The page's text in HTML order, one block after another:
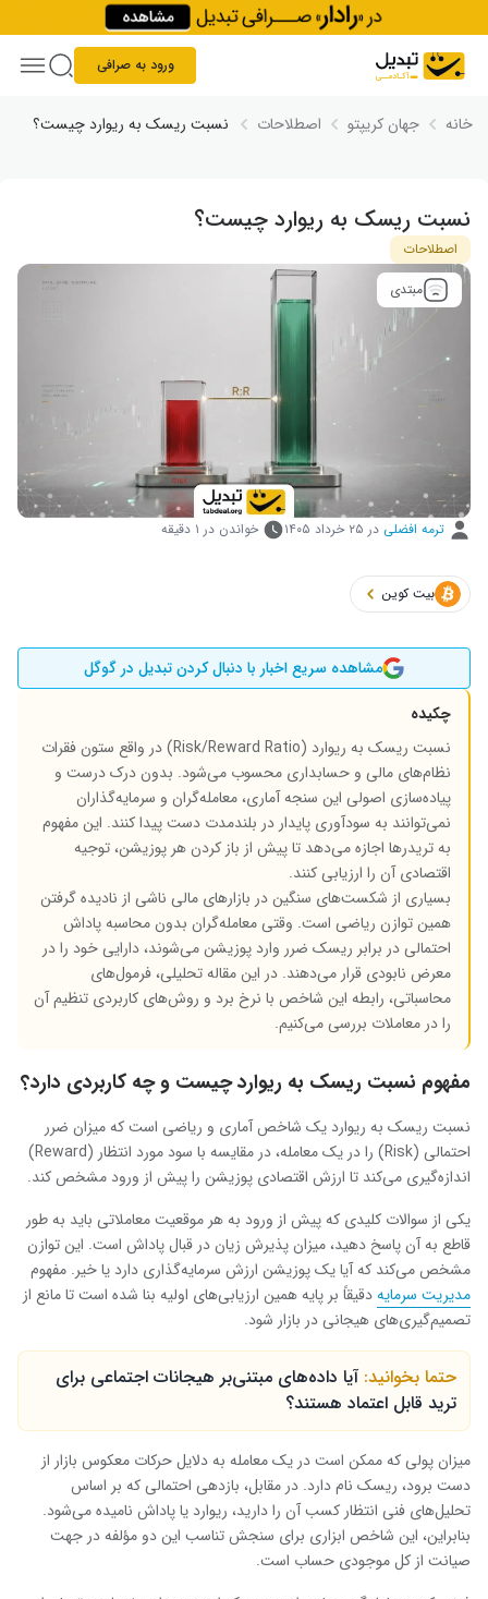
Skip to content
ورود به صرافی
خانه جهان کریپتو اصطلاحات نسبت ریسک به ریوارد چیست؟
نسبت ریسک به ریوارد چیست؟
اصطلاحات
مبتدی
ترمه افضلی در ۲۵ خرداد ۱۴۰۵ خواندن در ۱ دقیقه
بیت کوین
مشاهده سریع اخبار با دنبال کردن تبدیل در گوگل
چکیده
نسبت ریسک به ریوارد (Risk/Reward Ratio) در واقع ستون فقرات
نظام‌های مالی و حسابداری محسوب می‌شود. بدون درک درست و
پیاده‌سازی اصولی این سنجه آماری، معامله‌گران و سرمایه‌گذاران
نمی‌توانند به سودآوری پایدار در بلندمدت دست پیدا کنند. این مفهوم
به تریدرها اجازه می‌دهد تا پیش از باز کردن هر پوزیشن، توجیه
اقتصادی آن را ارزیابی کنند.
بسیاری از شکست‌های سنگین در بازارهای مالی ناشی از نادیده گرفتن
همین توازن ریاضی است. وقتی معامله‌گران بدون محاسبه پاداش
احتمالی در برابر ریسک ضرر وارد پوزیشن می‌شوند، دارایی خود را در
معرض نابودی قرار می‌دهند. در این مقاله تحلیلی، فرمول‌های
محاسباتی، رابطه این شاخص با نرخ برد و روش‌های کاربردی تنظیم آن
را در معاملات بررسی می‌کنیم.
مفهوم نسبت ریسک به ریوارد چیست و چه کاربردی دارد؟
نسبت ریسک به ریوارد یک شاخص آماری و ریاضی است که میزان ضرر
احتمالی (Risk) را در یک معامله، در مقایسه با سود مورد انتظار (Reward)
اندازه‌گیری می‌کند تا ارزش اقتصادی پوزیشن را پیش از ورود مشخص کند.
یکی از سوالات کلیدی که پیش از ورود به هر موقعیت معاملاتی باید به طور
قاطع به آن پاسخ دهید، میزان پذیرش زیان در قبال پاداش است. این توازن
مشخص می‌کند که آیا یک پوزیشن ارزش سرمایه‌گذاری دارد یا خیر. مفهوم
مدیریت سرمایهدقیقاً بر پایه همین ارزیابی‌های اولیه بنا شده است تا مانع از
تصمیم‌گیری‌های هیجانی در بازار شود.
حتما بخوانید: آیا داده‌های مبتنی‌بر هیجانات اجتماعی برای
ترید قابل اعتماد هستند؟
میزان پولی که ممکن است در یک معامله به دلایل حرکات معکوس بازار از
دست برود، ریسک نام دارد. در مقابل، بازدهی احتمالی که بر اساس
تحلیل‌های فنی انتظار کسب آن را دارید، ریوارد یا پاداش نامیده می‌شود.
بنابراین، این شاخص ابزاری برای سنجش تناسب این دو مؤلفه در جهت
صیانت از کل موجودی حساب است.